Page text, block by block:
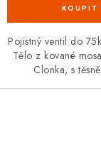
Pojistný ventil do
Tělo z kované
Clonka, s